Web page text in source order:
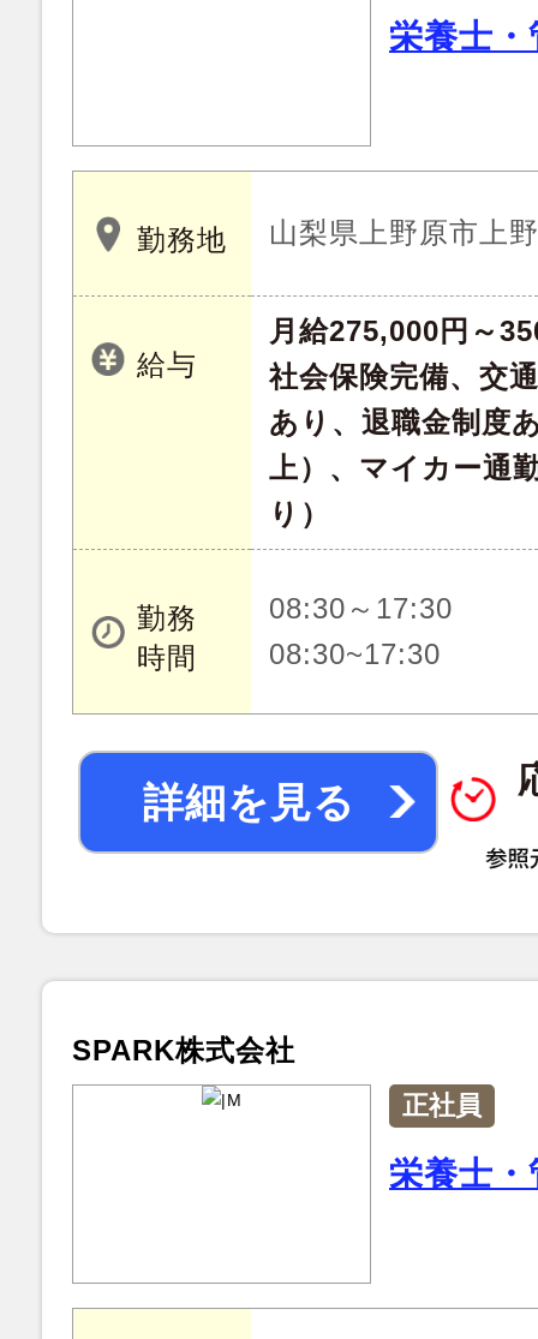
栄養士
勤務地 山梨県上野原市上
給与
月給275,000円～
社会保険完備、交
あり、退職金制度
上）、マイカー通
り）
勤務
時間
08:30～17:30
08:30~17:30
詳細を見る
SPARK株式会社
正社員
栄養士